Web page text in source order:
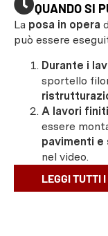
QUANDO SI
La posa in opera
può essere
Durante i
sportello
A lavori finiti
essere
pavimenti
nel video.
LEGGI TUTTI